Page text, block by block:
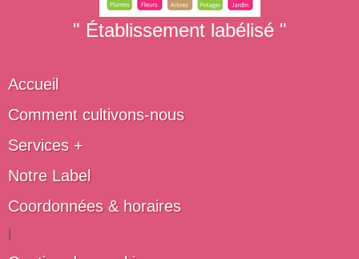
" Établissement labélisé "
Accueil
Comment cultivons-nous
Services +
Notre Label
Coordonnées & horaires